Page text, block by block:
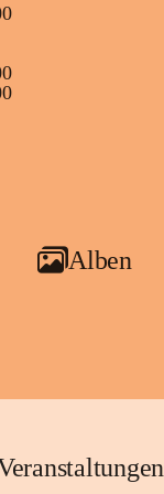
Alben